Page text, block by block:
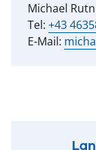
Michael
Tel: +43
E-Mail: